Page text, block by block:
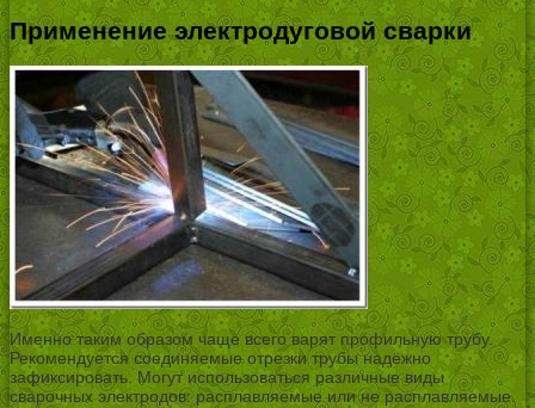
Применение электродуговой сварки
Именно таким образом чаще всего варят профильную трубу.
Рекомендуется соединяемые отрезки трубы надёжно
зафиксировать. Могут использоваться различные виды
сварочных электродов: расплавляемые или не расплавляемые.